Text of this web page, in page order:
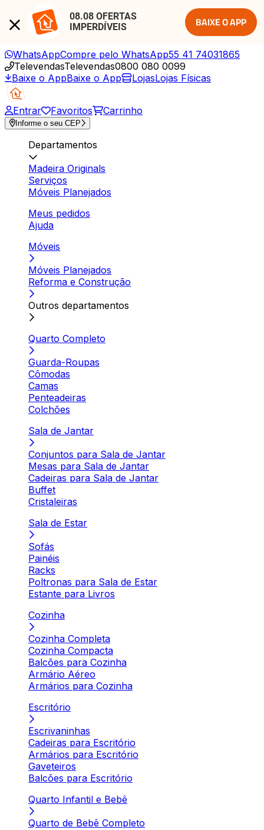
08.08 OFERTAS
IMPERDÍVEIS
BAIXE O APP
WhatsAppCompre pelo WhatsApp55 41 74031865
TelevendasTelevendas0800 080 0099
Baixe o AppBaixe o App LojasLojas Físicas
Entrar Favoritos Carrinho
Informe o seu CEP
Departamentos
Madeira Originals
Serviços
Móveis Planejados
Meus pedidos
Ajuda
Móveis
Móveis Planejados
Reforma e Construção
Outros departamentos
Quarto Completo
Guarda-Roupas
Cômodas
Camas
Penteadeiras
Colchões
Sala de Jantar
Conjuntos para Sala de Jantar
Mesas para Sala de Jantar
Cadeiras para Sala de Jantar
Buffet
Cristaleiras
Sala de Estar
Sofás
Painéis
Racks
Poltronas para Sala de Estar
Estante para Livros
Cozinha
Cozinha Completa
Cozinha Compacta
Balcões para Cozinha
Armário Aéreo
Armários para Cozinha
Escritório
Escrivaninhas
Cadeiras para Escritório
Armários para Escritório
Gaveteiros
Balcões para Escritório
Quarto Infantil e Bebê
Quarto de Bebê Completo